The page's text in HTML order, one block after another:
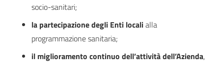
socio-sanitari;
la partecipazione degli Enti localialla
programmazione sanitaria;
il miglioramento continuo dell’attività dell’Azienda,